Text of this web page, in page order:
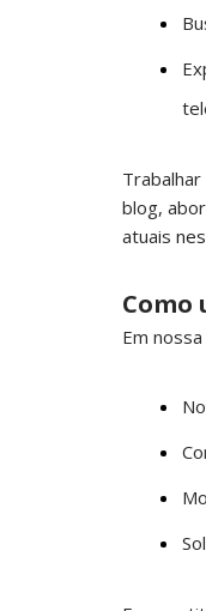
blog,
atuais
Como
Em